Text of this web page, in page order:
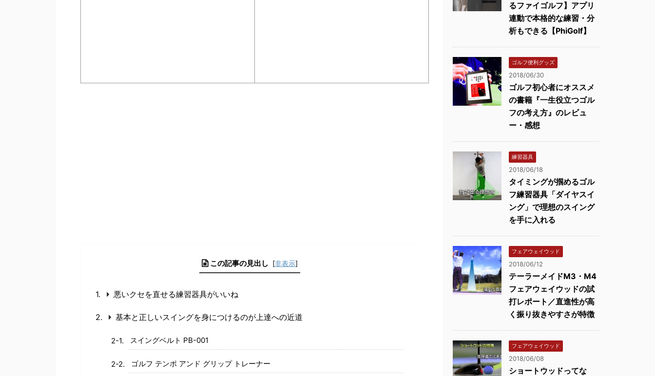
この記事の見出し [非表示]
悪いクセを直せる練習器具がいいね
基本と正しいスイングを身につけるのが上達への近道
スイングベルト PB-001
ゴルフ テンポ アンド グリップ トレーナー
るファイゴルフ】アプリ
連動で本格的な練習・分
析もできる【PhiGolf】
ゴルフ便利グッズ
2018/06/30
ゴルフ初心者にオススメ
の書籍『一生役立つゴル
フの考え方』のレビュ
ー・感想
練習器具
2018/06/18
タイミングが掴めるゴル
フ練習器具「ダイヤスイ
ング」で理想のスイング
を手に入れる
フェアウェイウッド
2018/06/12
テーラーメイドM3・M4
フェアウェイウッドの試
打レポート／直進性が高
く振り抜きやすさが特徴
フェアウェイウッド
2018/06/08
ショートウッドってな